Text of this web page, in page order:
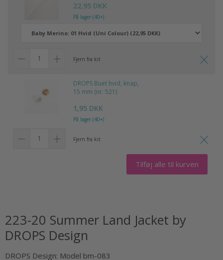
22,95 DKK
På lager (40+)
Fjern fra kit
DROPS Buet hvid, knap,
15 mm (nr. 521)
1,95 DKK
På lager (40+)
Fjern fra kit
Tilføj alle til kurven
223-20 Summer Land Jacket by
DROPS Design
DROPS Design: Model bm-083